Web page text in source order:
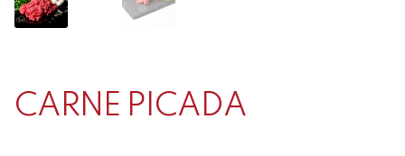
CARNE PICADA